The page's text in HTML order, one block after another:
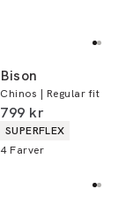
Bison
Chinos | Regular fit
I alt (inkl. rabat)
799 kr
Produkt egenskaber
SUPERFLEX
4 Farver